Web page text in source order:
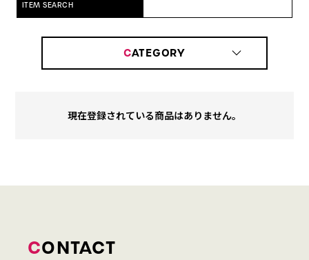
ITEM SEARCH
CATEGORY
現在登録されている商品はありません。
CONTACT